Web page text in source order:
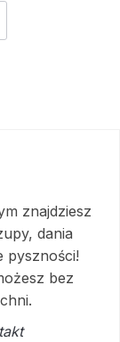
znajdziesz
dania
pyszności!
bez